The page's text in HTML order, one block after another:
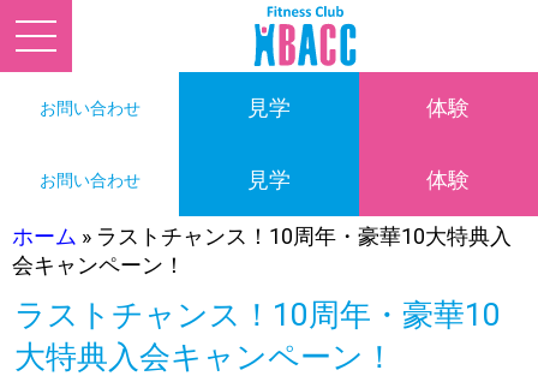
お問い合わせ 見学 体験
お問い合わせ 見学 体験
ホーム » ラストチャンス！10周年・豪華10大特典入
会キャンペーン！
ラストチャンス！10周年・豪華10
大特典入会キャンペーン！